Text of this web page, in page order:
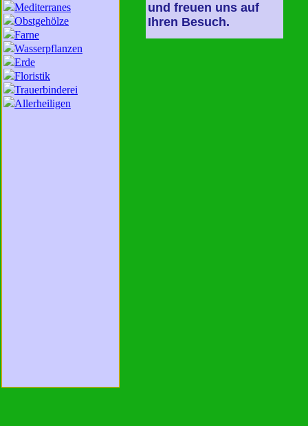
Mediterranes
Obstgehölze
Farne
Wasserpflanzen
Erde
Floristik
Trauerbinderei
Allerheiligen
und freuen uns auf
Ihren Besuch.